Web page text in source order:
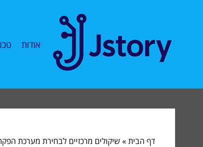
אודות
דף הבית» שיקולים מרכזיים לבחירת מערכת